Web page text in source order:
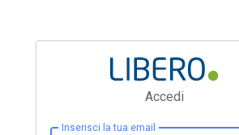
Accedi
Inserisci la tua email